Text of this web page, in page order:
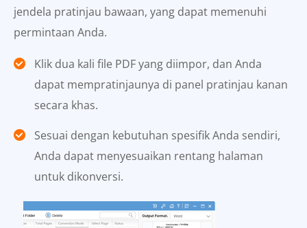
jendela pratinjau bawaan, yang dapat memenuhi
permintaan Anda.
Klik dua kali file PDF yang diimpor, dan Anda
dapat mempratinjaunya di panel pratinjau kanan
secara khas.
Sesuai dengan kebutuhan spesifik Anda sendiri,
Anda dapat menyesuaikan rentang halaman
untuk dikonversi.